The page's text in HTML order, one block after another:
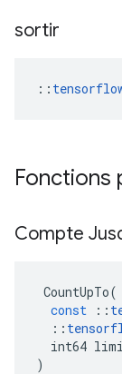
sortir
::
Fonctions
Compte
CountUpTo(
const
::
::
int64
)